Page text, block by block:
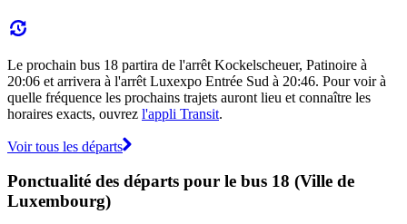
Le prochain bus 18 partira de l'arrêt Kockelscheuer, Patinoire à
20:06 et arrivera à l'arrêt Luxexpo Entrée Sud à 20:46. Pour voir à
quelle fréquence les prochains trajets auront lieu et connaître les
horaires exacts, ouvrez l'appli Transit.
Voir tous les départs
Ponctualité des départs pour le bus 18 (Ville de
Luxembourg)